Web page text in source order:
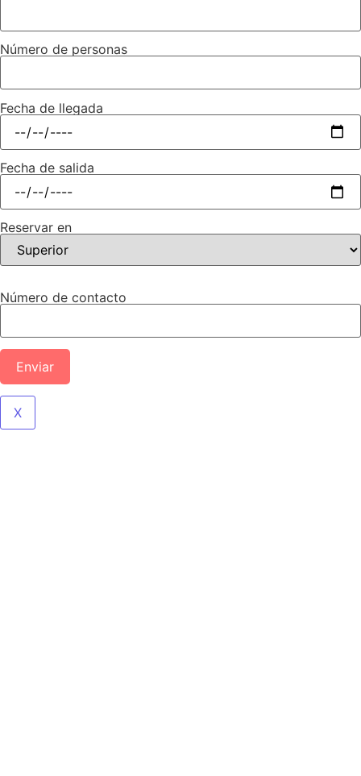
Número de personas
Fecha de llegada
Fecha de salida
Reservar en
Número de contacto
X